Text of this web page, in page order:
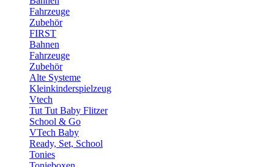
Fahrzeuge
Zubehör
FIRST
Bahnen
Fahrzeuge
Zubehör
Alte Systeme
Kleinkinderspielzeug
Vtech
Tut Tut Baby Flitzer
School & Go
VTech Baby
Ready, Set, School
Tonies